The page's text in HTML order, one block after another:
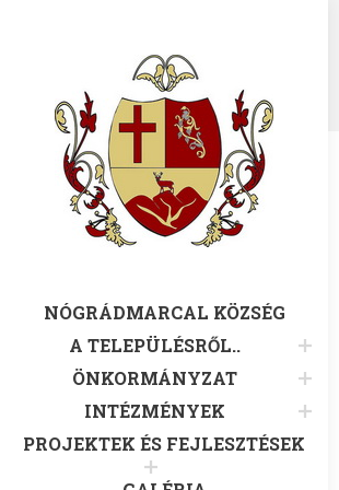
NÓGRÁDMARCAL KÖZSÉG
A TELEPÜLÉSRŐL..
ÖNKORMÁNYZAT
INTÉZMÉNYEK
PROJEKTEK ÉS FEJLESZTÉSEK